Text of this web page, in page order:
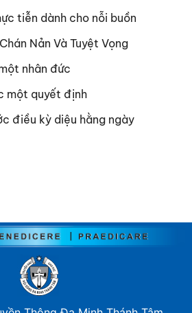
tiễn dành cho nỗi buồn
Nản Và Tuyệt Vọng
nhân đức
một quyết định
điều kỳ diệu hằng ngày